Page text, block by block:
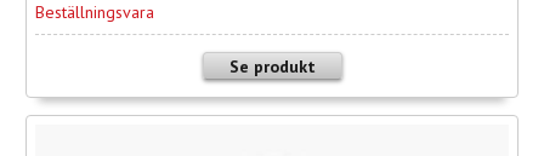
Beställningsvara
Se produkt